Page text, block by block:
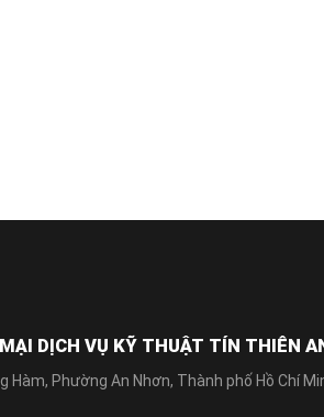
DỊCH VỤ KỸ THUẬT TÍN THIÊN
Phường An Nhơn, Thành phố Hồ Chí